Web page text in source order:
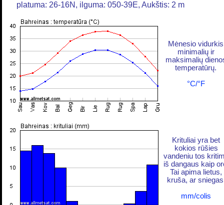
platuma: 26-16N, ilguma: 050-39E, Aukštis: 2 m
Mėnesio vidurkis
minimalių ir
maksimalių
temperatūrų.
°C/°F
Krituliai yra bet
kokios rūšies
vandeniu tos
iš dangaus kaip
Tai apima lietus,
kruša, ar
mm/colis